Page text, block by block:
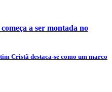
a ser montada no
Cristã destaca-se como um marco